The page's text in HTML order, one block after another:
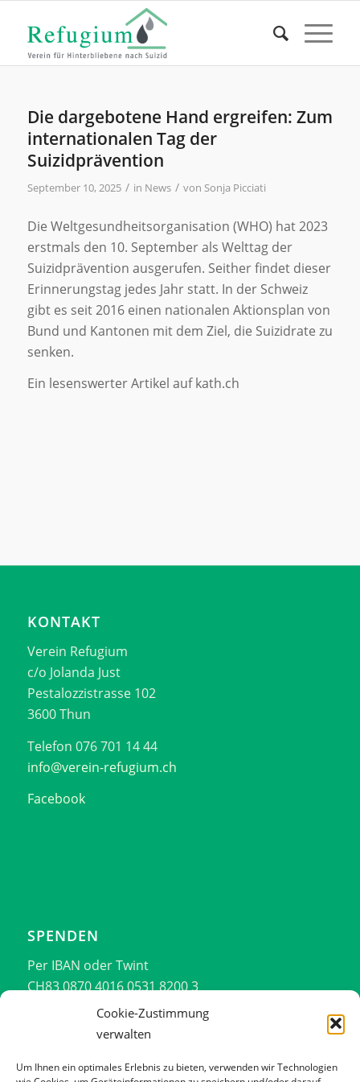
Cookie-Zustimmung
verwalten
Um Ihnen ein optimales Erlebnis zu bieten, verwenden wir Technologien
Die dargebotene Hand ergreifen: Zum
internationalen Tag der
Suizidprävention
September 10, 2025 / in News / von Sonja Picciati
Die Weltgesundheitsorganisation (WHO) hat 2023
erstmals den 10. September als Welttag der
Suizidprävention ausgerufen. Seither findet dieser
Erinnerungstag jedes Jahr statt. In der Schweiz
gibt es seit 2016 einen nationalen Aktionsplan von
Bund und Kantonen mit dem Ziel, die Suizidrate zu
senken.
Ein lesenswerter Artikel aufkath.ch
KONTAKT
Verein Refugium
c/o Jolanda Just
Pestalozzistrasse 102
3600 Thun
Telefon 076 701 14 44
info@verein-refugium.ch
Facebook
SPENDEN
Per IBAN oder Twint
CH83 0870 4016 0531 8200 3
076 701 14 44
Vielen Dank!!!